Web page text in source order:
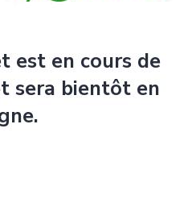
est en cours de
sera bientôt en